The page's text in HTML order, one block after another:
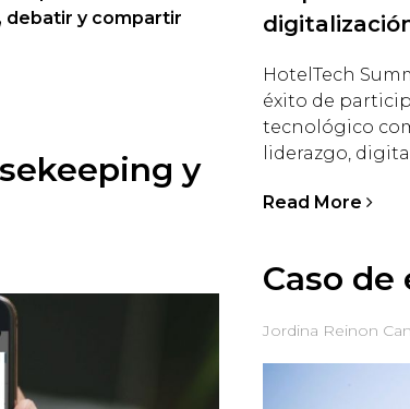
debatir y compartir
HotelTech
éxito de
tecnológico
liderazgo,
Read More
y
Caso
Jordina Reinon